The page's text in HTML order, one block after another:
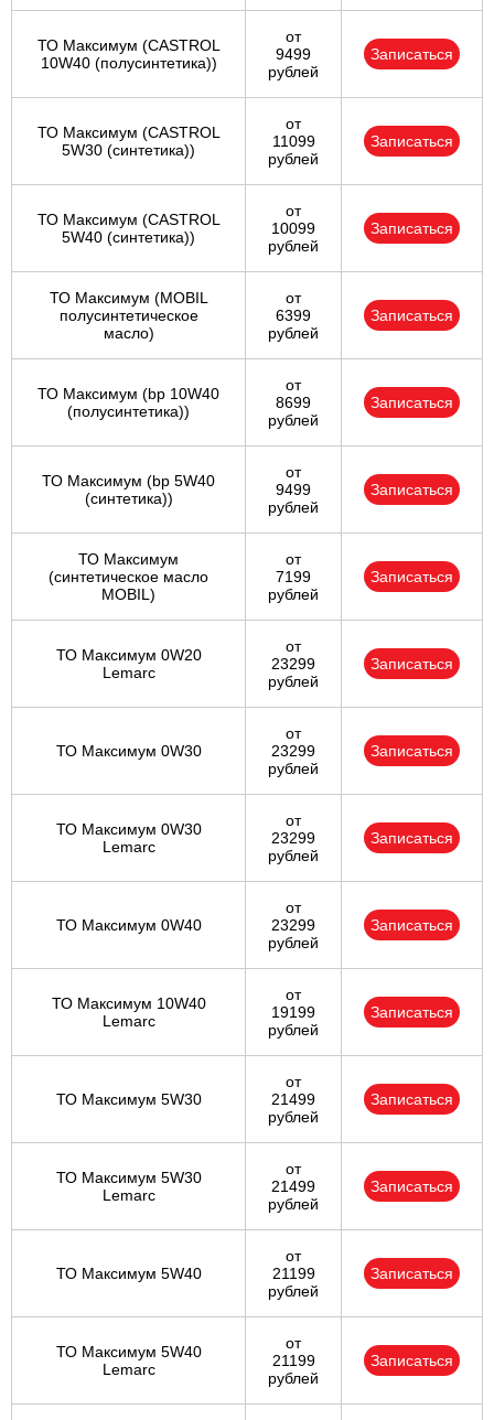
ТО Максимум (CASTROL
10W40 (полусинтетика))
от
9499
рублей
Записаться
ТО Максимум (CASTROL
5W30 (синтетика))
от
11099
рублей
Записаться
ТО Максимум (CASTROL
5W40 (синтетика))
от
10099
рублей
Записаться
ТО Максимум (MOBIL
полуcинтетическое
масло)
от
6399
рублей
Записаться
ТО Максимум (bp 10W40
(полусинтетика))
от
8699
рублей
Записаться
ТО Максимум (bp 5W40
(синтетика))
от
9499
рублей
Записаться
ТО Максимум
(cинтетическое масло
MOBIL)
от
7199
рублей
Записаться
ТО Максимум 0W20
Lemarc
от
23299
рублей
Записаться
ТО Максимум 0W30
от
23299
рублей
Записаться
ТО Максимум 0W30
Lemarc
от
23299
рублей
Записаться
ТО Максимум 0W40
от
23299
рублей
Записаться
ТО Максимум 10W40
Lemarc
от
19199
рублей
Записаться
ТО Максимум 5W30
от
21499
рублей
Записаться
ТО Максимум 5W30
Lemarc
от
21499
рублей
Записаться
ТО Максимум 5W40
от
21199
рублей
Записаться
ТО Максимум 5W40
Lemarc
от
21199
рублей
Записаться